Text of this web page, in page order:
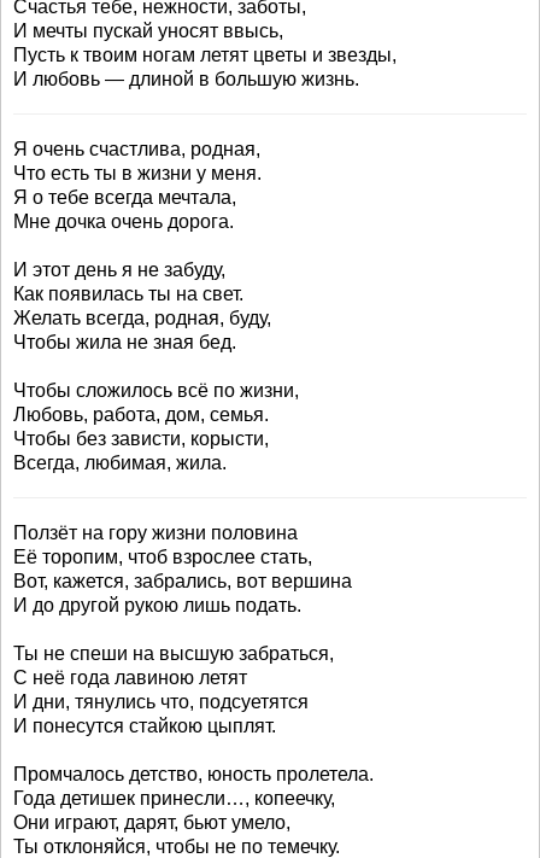
Счастья тебе, нежности, заботы,
И мечты пускай уносят ввысь,
Пусть к твоим ногам летят цветы и звезды,
И любовь — длиной в большую жизнь.
Я очень счастлива, родная,
Что есть ты в жизни у меня.
Я о тебе всегда мечтала,
Мне дочка очень дорога.
И этот день я не забуду,
Как появилась ты на свет.
Желать всегда, родная, буду,
Чтобы жила не зная бед.
Чтобы сложилось всё по жизни,
Любовь, работа, дом, семья.
Чтобы без зависти, корысти,
Всегда, любимая, жила.
Ползёт на гору жизни половина
Её торопим, чтоб взрослее стать,
Вот, кажется, забрались, вот вершина
И до другой рукою лишь подать.
Ты не спеши на высшую забраться,
С неё года лавиною летят
И дни, тянулись что, подсуетятся
И понесутся стайкою цыплят.
Промчалось детство, юность пролетела.
Года детишек принесли…, копеечку,
Они играют, дарят, бьют умело,
Ты отклоняйся, чтобы не по темечку.